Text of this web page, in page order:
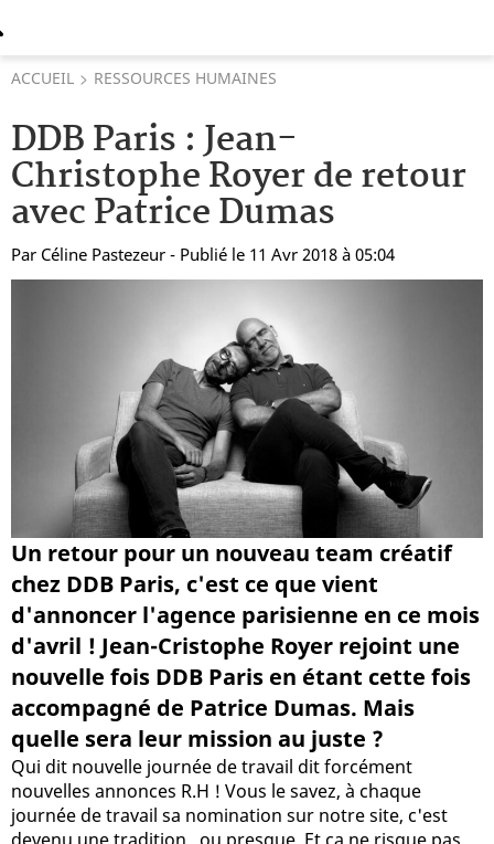
ACCUEIL RESSOURCES HUMAINES
DDB Paris : Jean-
Christophe Royer de retour
avec Patrice Dumas
Par Céline Pastezeur - Publié le 11 Avr 2018 à 05:04
Un retour pour un nouveau team créatif
chez DDB Paris, c'est ce que vient
d'annoncer l'agence parisienne en ce mois
d'avril ! Jean-Cristophe Royer rejoint une
nouvelle fois DDB Paris en étant cette fois
accompagné de Patrice Dumas. Mais
quelle sera leur mission au juste ?
Qui dit nouvelle journée de travail dit forcément
nouvelles annonces R.H ! Vous le savez, à chaque
journée de travail sa nomination sur notre site, c'est